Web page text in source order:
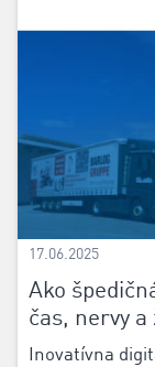
17.06.2025
Ako
čas, nervy a
Inovatívna